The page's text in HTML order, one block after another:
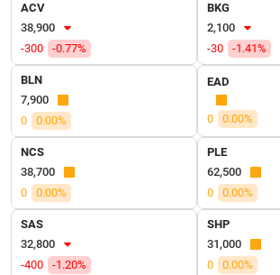
ACV
38,900
-300
-0.77%
BKG
2,100
-30
-1.41%
BLN
7,900
0
0.00%
EAD
0 0.00%
NCS
38,700
0
0.00%
PLE
62,500
0
0.00%
SAS
32,800
-400
-1.20%
SHP
31,000
0
0.00%
CÔNG
NGHỆ
THÔNG
TIN
DỊCH
VỤ
TRUYỀN
THÔNG